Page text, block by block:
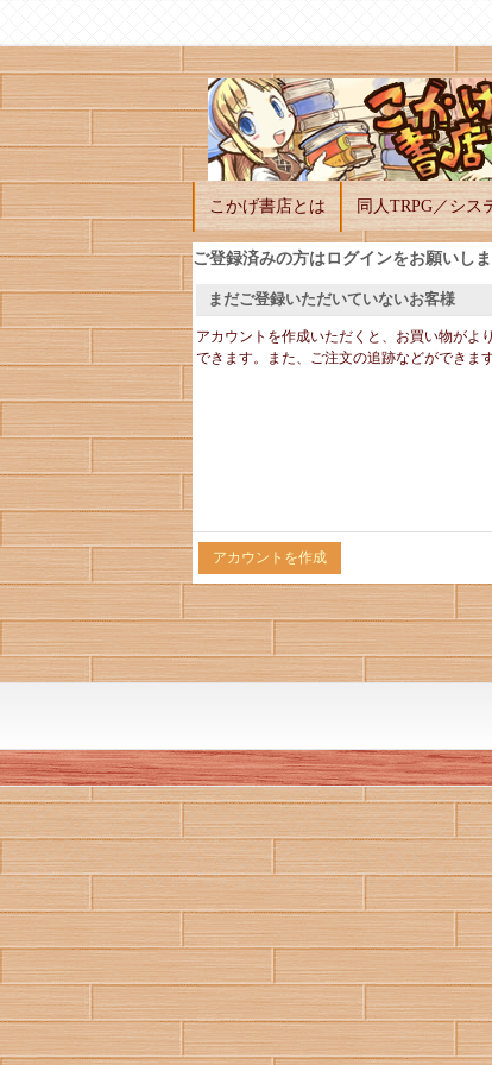
こかげ書店とは 同人TRPG／シス
ご登録済みの方はログインをお願いし
まだご登録いただいていないお客様
アカウントを作成いただくと、お買い物がよ
できます。また、ご注文の追跡などができます
アカウントを作成